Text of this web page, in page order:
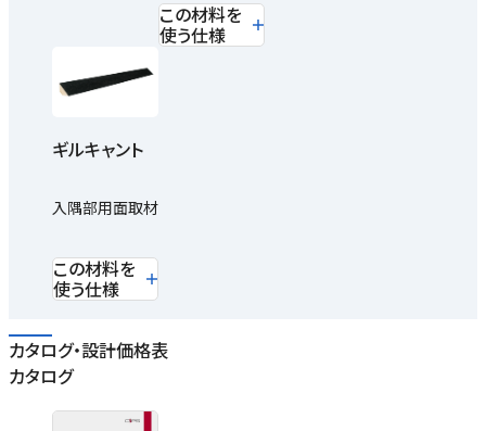
この材料を
使う仕様
ギルキャント
入隅部用面取材
この材料を
使う仕様
カタログ・設計価格表
カタログ